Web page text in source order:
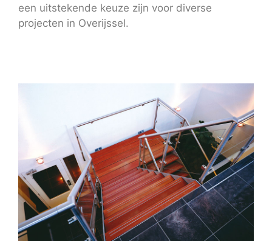
een uitstekende keuze zijn voor diverse
projecten in Overijssel.